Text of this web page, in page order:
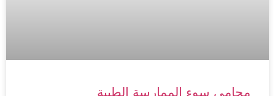
محامي سوء الممارسة الطبية